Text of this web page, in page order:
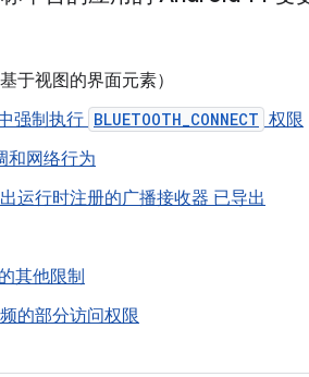
于视图的界面元素）
强制执行 BLUETOOTH_CONNECT 权限
和网络行为
运行时注册的广播接收器 已导出
其他限制
的部分访问权限